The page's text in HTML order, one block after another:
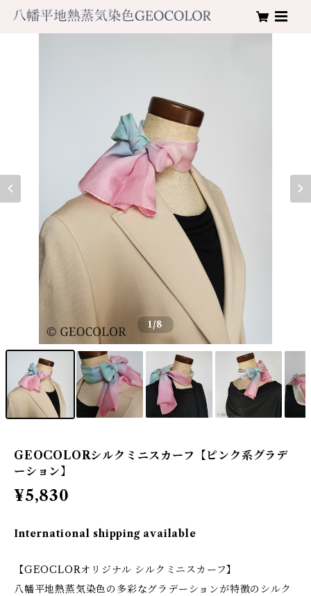
1/8
GEOCOLORシルクミニスカーフ【ピンク系グラデ
ーション】
¥5,830
International shipping available
【GEOCLORオリジナル シルクミニスカーフ】
八幡平地熱蒸気染色の多彩なグラデーションが特徴のシルク